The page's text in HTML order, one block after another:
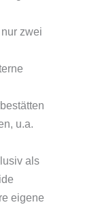
zwei
u.a.
als
eigene